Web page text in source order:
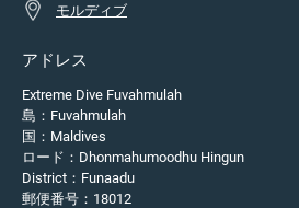
モルディブ
アドレス
Extreme Dive Fuvahmulah
島：Fuvahmulah
国：Maldives
ロード：Dhonmahumoodhu Hingun
District：Funaadu
郵便番号：18012